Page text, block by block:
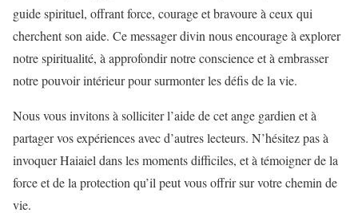
guide spirituel, offrant force, courage et bravoure à ceux qui
cherchent son aide. Ce messager divin nous encourage à explorer
notre spiritualité, à approfondir notre conscience et à embrasser
notre pouvoir intérieur pour surmonter les défis de la vie.
Nous vous invitons à solliciter l’aide de cet ange gardien et à
partager vos expériences avec d’autres lecteurs. N’hésitez pas à
invoquer Haiaiel dans les moments difficiles, et à témoigner de la
force et de la protection qu’il peut vous offrir sur votre chemin de
vie.